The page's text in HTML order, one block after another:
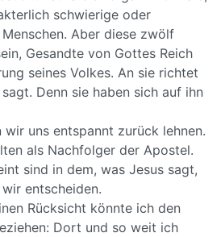
schwierige oder
Aber diese zwölf
Gesandte von Gottes Reich
seines Volkes. An sie richtet
Denn sie haben sich auf ihn
wir uns entspannt zurück lehnen.
als Nachfolger der Apostel.
sind in dem, was Jesus sagt,
entscheiden.
Rücksicht könnte ich den
Dort und so weit ich